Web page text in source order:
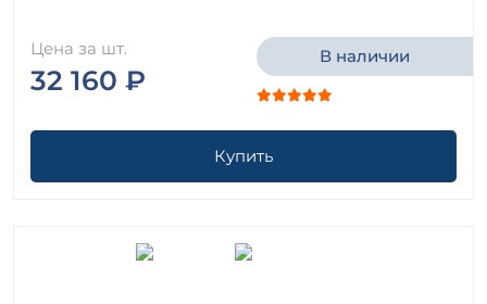
Цена за шт.
32 160 ₽
В наличии
Купить